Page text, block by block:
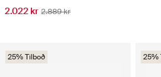
2.022 kr 2.889 kr
25% Tilboð 25%